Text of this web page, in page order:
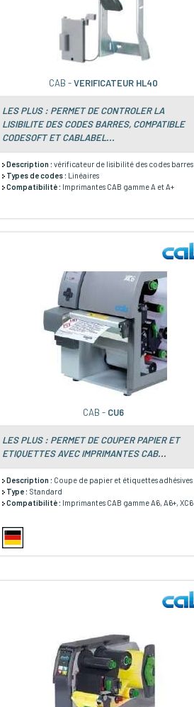
CAB -VERIFICATEUR HL40
LES PLUS : PERMET DE CONTROLER LA
LISIBILITE DES CODES BARRES, COMPATIBLE
CODESOFT ET CABLABEL...
Description : vérificateur de lisibilité des codes barres
Types de codes : Linéaires
Compatibilité : Imprimantes CAB gamme A et A+
CAB - CU6
LES PLUS : PERMET DE COUPER PAPIER ET
ETIQUETTES AVEC IMPRIMANTES CAB...
Description : Coupe de papier et étiquettes adhésives
Type : Standard
Compatibilité : Imprimantes CAB gamme A6, A6+, XC6